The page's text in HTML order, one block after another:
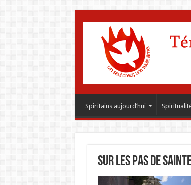
Spiritains aujourd’hui
Sur les pas de